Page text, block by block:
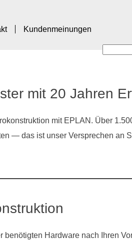
Kundenmeinungen
mit 20 Jahren
mit EPLAN. Über
— das ist unser Versprechen an
Hardware nach Ihren